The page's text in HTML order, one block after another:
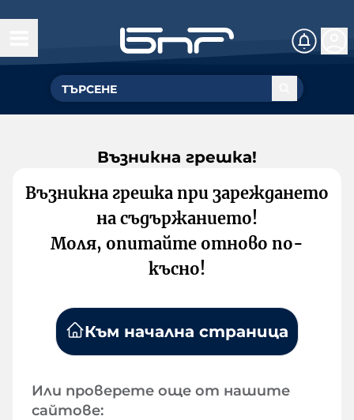
Възникна грешка!
Възникна грешка при зареждането
на съдържанието!
Моля, опитайте отново по-
късно!
Към начална страница
Или проверете още от нашите
сайтове: